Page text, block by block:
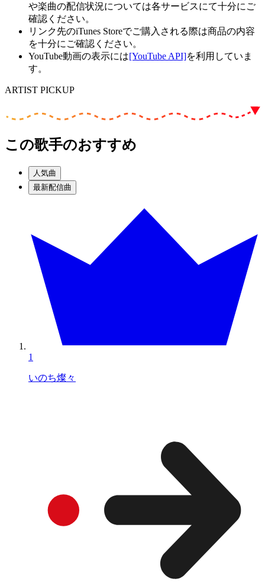
や楽曲の配信状況については各サービスにて十分にご
確認ください。
リンク先のiTunes Storeでご購入される際は商品の内容
を十分にご確認ください。
YouTube動画の表示には[YouTube API]を利用していま
す。
ARTIST PICKUP
この歌手のおすすめ
人気曲
最新配信曲
1
いのち燦々